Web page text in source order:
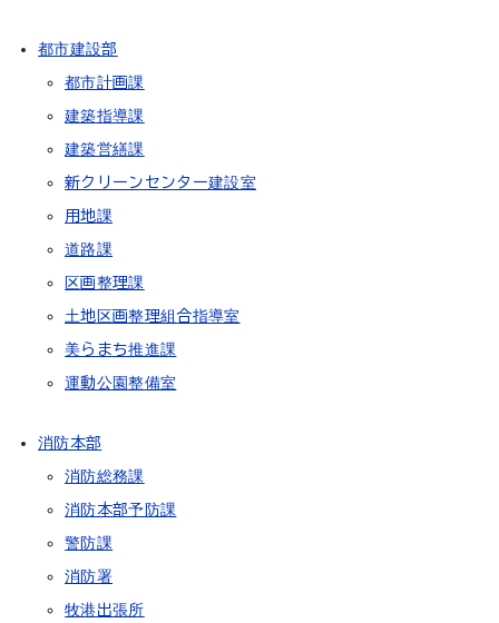
都市建設部
都市計画課
建築指導課
建築営繕課
新クリーンセンター建設室
用地課
道路課
区画整理課
土地区画整理組合指導室
美らまち推進課
運動公園整備室
消防本部
消防総務課
消防本部予防課
警防課
消防署
牧港出張所